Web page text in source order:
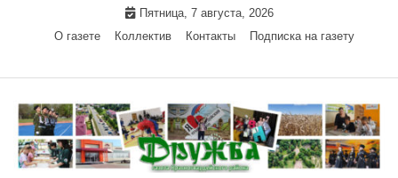
Пятница, 7 августа, 2026
О газете
Коллектив Контакты Подписка на газету